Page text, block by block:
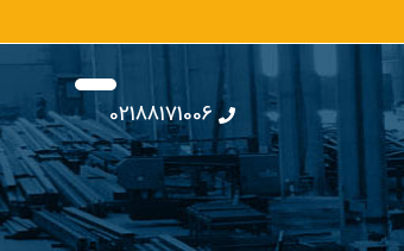
02188171006